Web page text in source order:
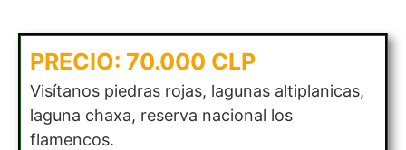
PRECIO: 70.000 CLP
Visítanos piedras rojas, lagunas altiplanicas,
laguna chaxa, reserva nacional los
flamencos.